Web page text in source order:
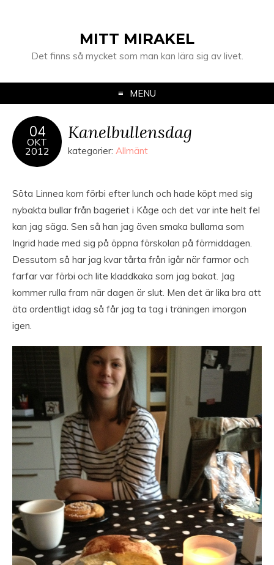
MITT MIRAKEL
Det finns så mycket som man kan lära sig av livet.
MENU
04
OKT
2012
Kanelbullensdag
kategorier: Allmänt
Söta Linnea kom förbi efter lunch och hade köpt med sig
nybakta bullar från bageriet i Kåge och det var inte helt fel
kan jag säga. Sen så han jag även smaka bullarna som
Ingrid hade med sig på öppna förskolan på förmiddagen.
Dessutom så har jag kvar tårta från igår när farmor och
farfar var förbi och lite kladdkaka som jag bakat. Jag
kommer rulla fram när dagen är slut. Men det är lika bra att
äta ordentligt idag så får jag ta tag i träningen imorgon
igen.